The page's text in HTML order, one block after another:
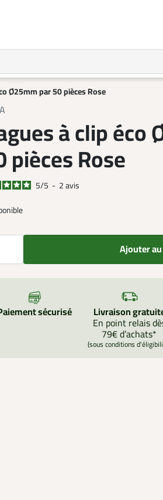
Ø25mm par 50 pièces Rose
à clip éco
pièces Rose
5/5 - 2avis
Ajouter
sécurisé Livraison
En point relais
79€ d’achats*
(sous conditions